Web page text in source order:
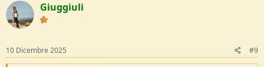
Giuggiuli
10 Dicembre 2025 #9